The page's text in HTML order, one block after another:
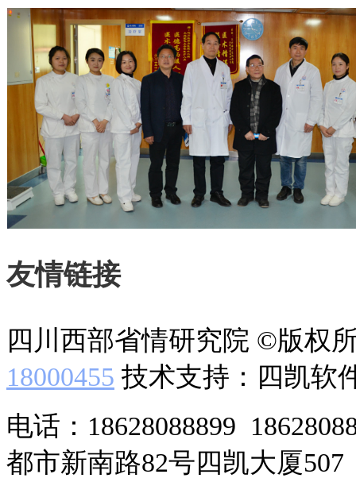
友情链接
四川西部省情研究院 ©版权
18000455 技术支持：四凯软
电话：18628088899
都市新南路82号四凯大厦507